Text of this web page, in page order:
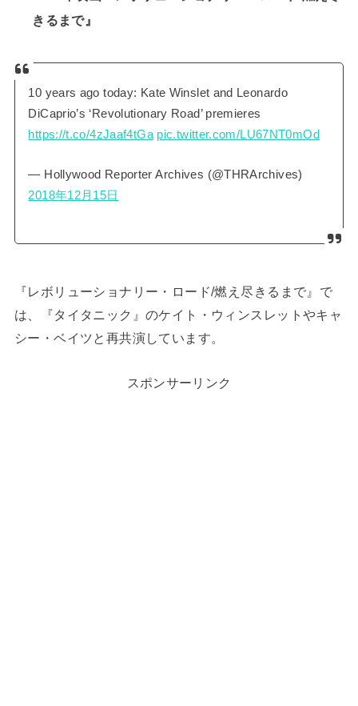
きるまで』
10 years ago today: Kate Winslet and Leonardo
DiCaprio’s ‘Revolutionary Road’ premieres
https://t.co/4zJaaf4tGa pic.twitter.com/LU67NT0mOd
— Hollywood Reporter Archives (@THRArchives)
2018年12月15日
『レボリューショナリー・ロード/燃え尽きるまで』で
は、『タイタニック』のケイト・ウィンスレットやキャ
シー・ベイツと再共演しています。
スポンサーリンク